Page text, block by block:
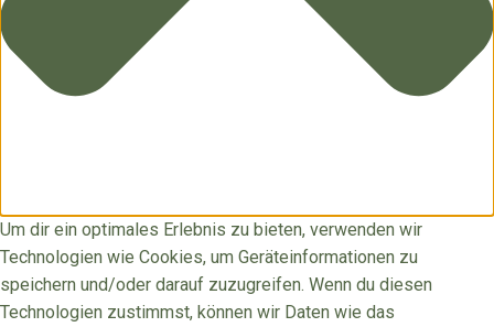
Um dir ein optimales Erlebnis zu bieten, verwenden wir
Technologien wie Cookies, um Geräteinformationen zu
speichern und/oder darauf zuzugreifen. Wenn du diesen
Technologien zustimmst, können wir Daten wie das